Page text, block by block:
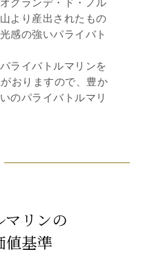
グランデ・ド・ノル
より産出されたもの
感の強いパライバト
ライバトルマリンを
おりますので、豊か
のパライバトルマリ
マリンの
値基準